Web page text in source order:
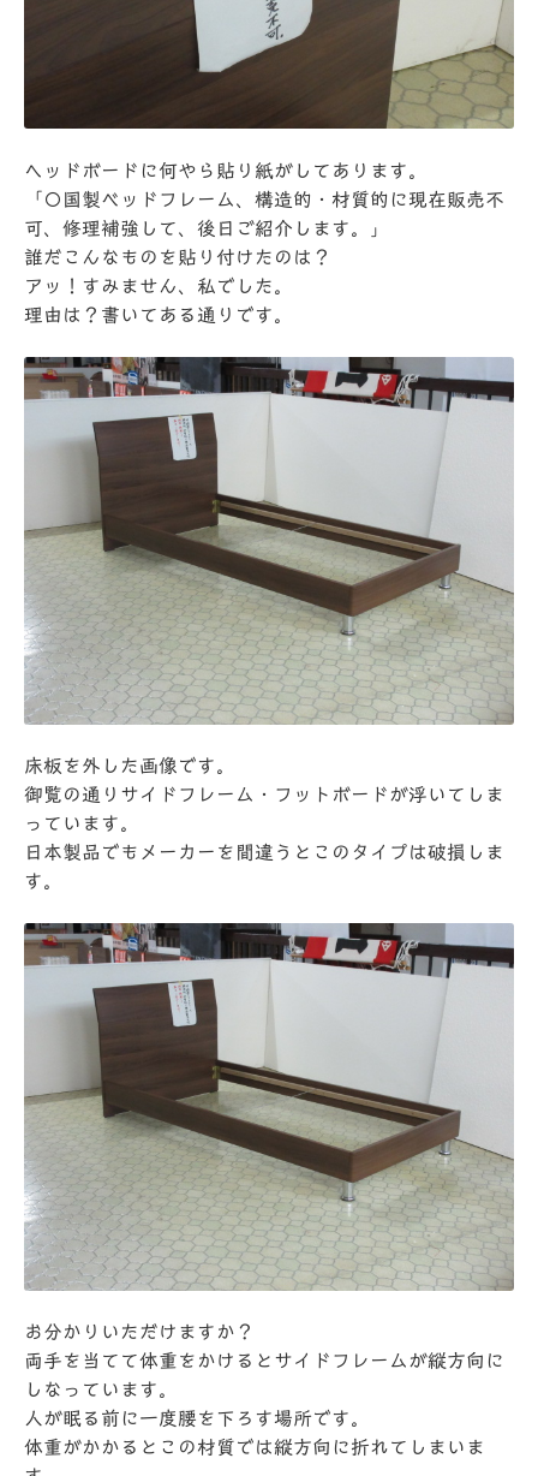
ヘッドボードに何やら貼り紙がしてあります。
「〇国製ベッドフレーム、構造的・材質的に現在販売不
可、修理補強して、後日ご紹介します。」
誰だこんなものを貼り付けたのは？
アッ！すみません、私でした。
理由は？書いてある通りです。
床板を外した画像です。
御覧の通りサイドフレーム・フットボードが浮いてしま
っています。
日本製品でもメーカーを間違うとこのタイプは破損しま
す。
お分かりいただけますか？
両手を当てて体重をかけるとサイドフレームが縦方向に
しなっています。
人が眠る前に一度腰を下ろす場所です。
体重がかかるとこの材質では縦方向に折れてしまいま